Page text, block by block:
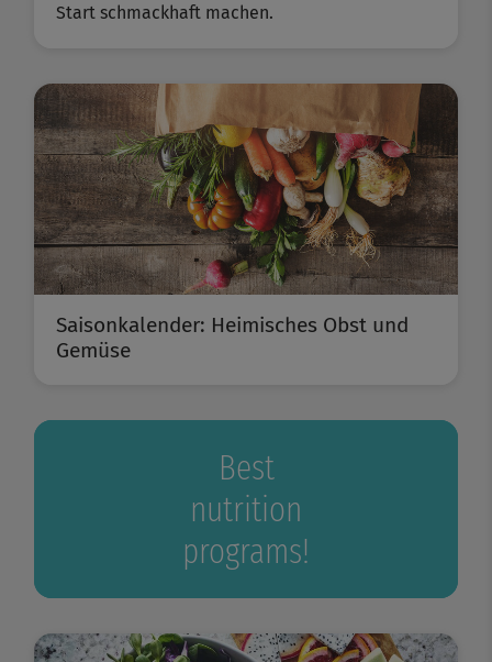
Start schmackhaft machen.
Saisonkalender: Heimisches Obst und
Gemüse
Best
nutrition
programs!